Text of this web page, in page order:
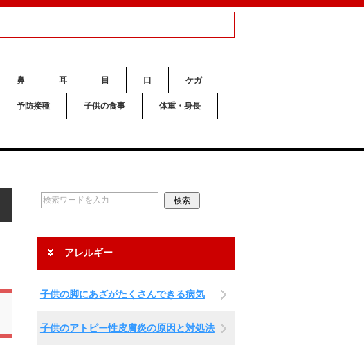
鼻 耳 目 口 ケガ
予防接種 子供の食事 体重・身長
アレルギー
子供の脚にあざがたくさんできる病気
子供のアトピー性皮膚炎の原因と対処法